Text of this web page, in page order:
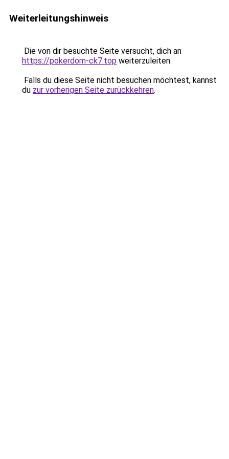
Weiterleitungshinweis
Die von dir besuchte Seite versucht, dich an
https://pokerdom-ck7.top weiterzuleiten.
Falls du diese Seite nicht besuchen möchtest, kannst
du zur vorherigen Seite zurückkehren.